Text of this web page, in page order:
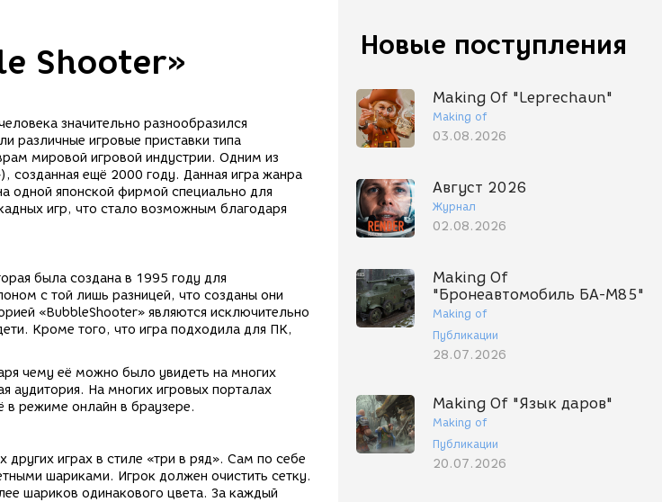
Новые поступления
Making Of "Leprechaun"
Making of
03.08.2026
Август 2026
Журнал
02.08.2026
Making Of
"Бронеавтомобиль БА-М85"
Making of
Публикации
28.07.2026
Making Of "Язык даров"
Making of
Публикации
20.07.2026
Shooter»
значительно разнообразился
различные игровые приставки типа
мировой игровой индустрии. Одним из
созданная ещё 2000 году. Данная игра жанра
одной японской фирмой специально для
игр, что стало возможным благодаря
была создана в 1995 году для
с той лишь разницей, что созданы они
«BubbleShooter» являются исключительно
Кроме того, что игра подходила для ПК,
чему её можно было увидеть на многих
аудитория. На многих игровых порталах
в режиме онлайн в браузере.
играх в стиле «три в ряд». Сам по себе
шариками. Игрок должен очистить сетку.
шариков одинакового цвета. За каждый